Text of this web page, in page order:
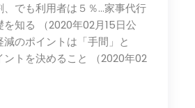
、でも利用者は５％…家事代行
知る （2020年02月15日公
のポイントは「手間」と
ントを決めること （2020年02